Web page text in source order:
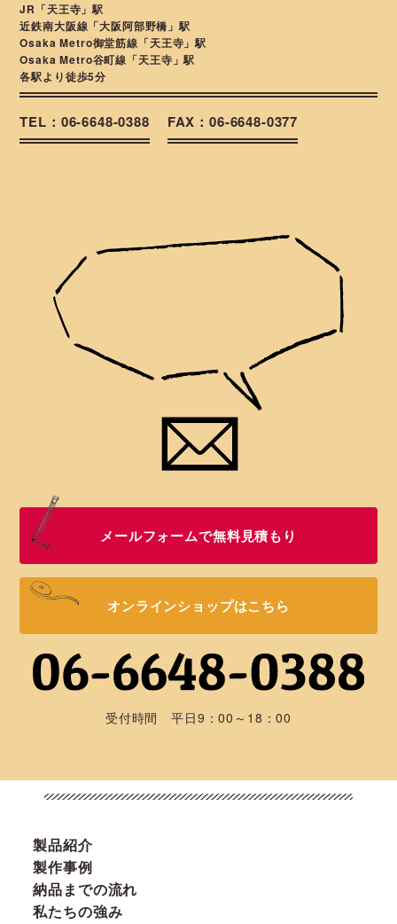
JR「天王寺」駅
近鉄南大阪線「大阪阿部野橋」駅
Osaka Metro御堂筋線「天王寺」駅
Osaka Metro谷町線「天王寺」駅
各駅より徒歩5分
TEL：06-6648-0388 FAX：06-6648-0377
メールフォームで無料見積もり
オンラインショップはこちら
受付時間 平日9：00～18：00
製品紹介
製作事例
納品までの流れ
私たちの強み